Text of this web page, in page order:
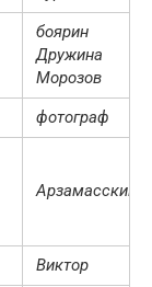
боярин
Дружина
Морозов
фотограф
Арзамасский
Виктор